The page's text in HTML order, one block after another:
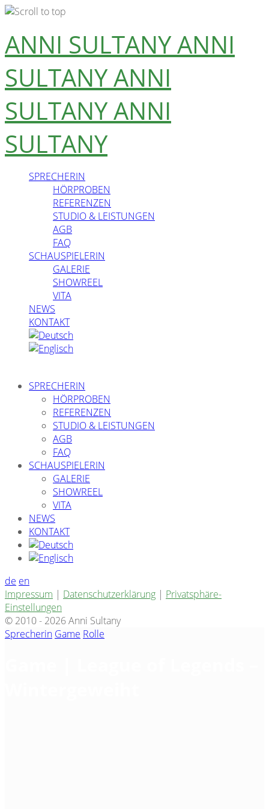
Skip
to
content
ANNI SULTANYANNI
SULTANYANNI
SULTANYANNI
SULTANY
SPRECHERIN
HÖRPROBEN
REFERENZEN
STUDIO & LEISTUNGEN
AGB
FAQ
SCHAUSPIELERIN
GALERIE
SHOWREEL
VITA
NEWS
KONTAKT
SPRECHERIN
HÖRPROBEN
REFERENZEN
STUDIO & LEISTUNGEN
AGB
FAQ
SCHAUSPIELERIN
GALERIE
SHOWREEL
VITA
NEWS
KONTAKT
de en
Impressum | Datenschutzerklärung | Privatsphäre-
Einstellungen
© 2010 - 2026 Anni Sultany
Sprecherin Game Rolle